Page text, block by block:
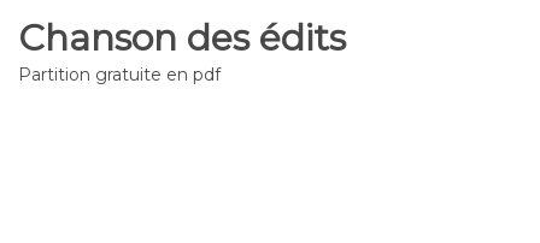
Chanson des édits
Partition gratuite en pdf